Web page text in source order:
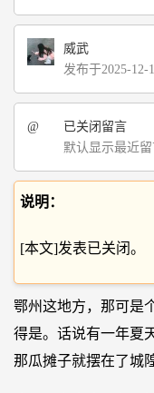
威武
发布于2025-12-
@
已关闭留言
默认显示最近
说明：
[本文]发表已关闭。
鄂州这地方，那可是
得是。话说有一年夏
那瓜摊子就摆在了城